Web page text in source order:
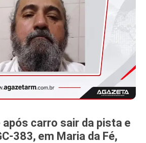
carro sair da pista e
383, em Maria da Fé,